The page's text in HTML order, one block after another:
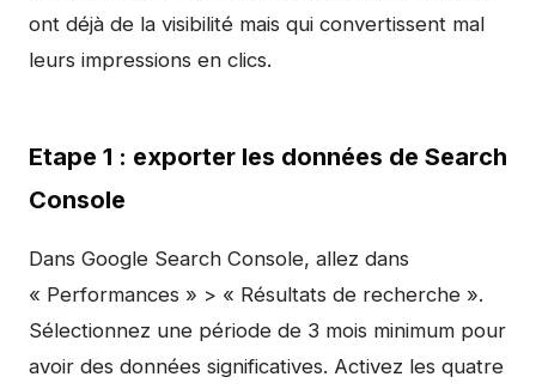
ont déjà de la visibilité mais qui convertissent mal
leurs impressions en clics.
Etape 1 : exporter les données de Search
Console
Dans Google Search Console, allez dans
« Performances » > « Résultats de recherche ».
Sélectionnez une période de 3 mois minimum pour
avoir des données significatives. Activez les quatre